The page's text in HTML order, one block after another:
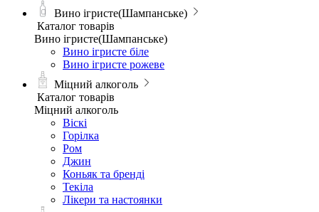
Вино ігристе(Шампанське)
Каталог товарів
Вино ігристе(Шампанське)
Вино ігристе біле
Вино ігристе рожеве
Міцний алкоголь
Каталог товарів
Міцний алкоголь
Віскі
Горілка
Ром
Джин
Коньяк та бренді
Текіла
Лікери та настоянки